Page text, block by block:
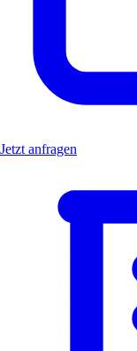
Jetzt anfragen